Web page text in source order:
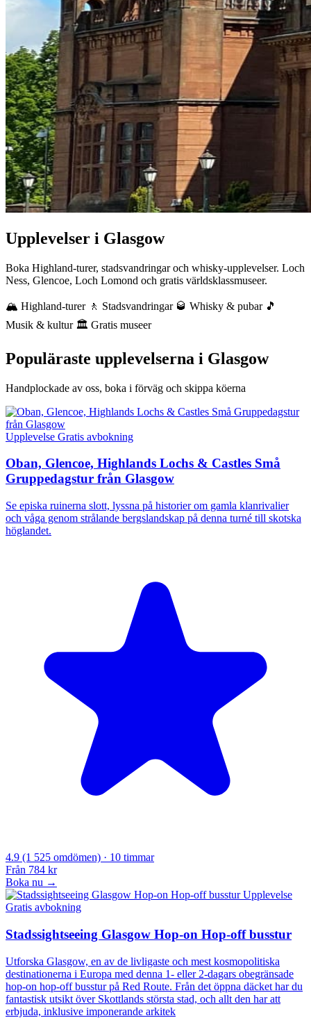
Upplevelser i Glasgow
Boka Highland-turer, stadsvandringar och whisky-upplevelser. Loch
Ness, Glencoe, Loch Lomond och gratis världsklassmuseer.
🏔️ Highland-turer 🚶 Stadsvandringar 🥃 Whisky & pubar 🎵
Musik & kultur 🏛️ Gratis museer
Populäraste upplevelserna i Glasgow
Handplockade av oss, boka i förväg och skippa köerna
Upplevelse Gratis avbokning
Oban, Glencoe, Highlands Lochs & Castles Små
Gruppedagstur från Glasgow
Se episka ruinerna slott, lyssna på historier om gamla klanrivalier
och våga genom strålande bergslandskap på denna turné till skotska
höglandet.
4.9 (1 525 omdömen) · 10 timmar
Från 784 kr
Boka nu →
Upplevelse
Gratis avbokning
Stadssightseeing Glasgow Hop-on Hop-off busstur
Utforska Glasgow, en av de livligaste och mest kosmopolitiska
destinationerna i Europa med denna 1- eller 2-dagars obegränsade
hop-on hop-off busstur på Red Route. Från det öppna däcket har du
fantastisk utsikt över Skottlands största stad, och allt den har att
erbjuda, inklusive imponerande arkitek